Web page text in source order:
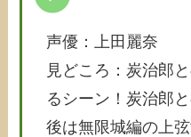
声優：上田麗奈
見どころ：炭治郎
るシーン！炭治郎
後は無限城編の上